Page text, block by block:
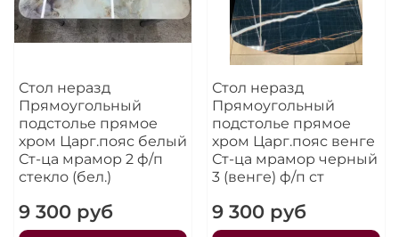
Стол неразд
Прямоугольный
подстолье прямое
хром Царг.пояс белый
Ст-ца мрамор 2 ф/п
стекло (бел.)
9 300 руб
Стол неразд
Прямоугольный
подстолье прямое
хром Царг.пояс венге
Ст-ца мрамор черный
3 (венге) ф/п ст
9 300 руб